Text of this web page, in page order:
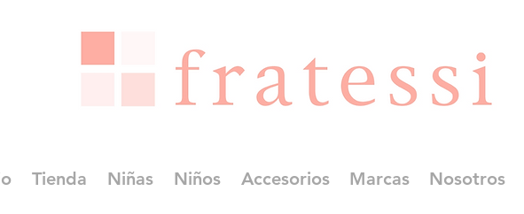
Tienda Niñas Niños Accesorios Marcas Nosotros